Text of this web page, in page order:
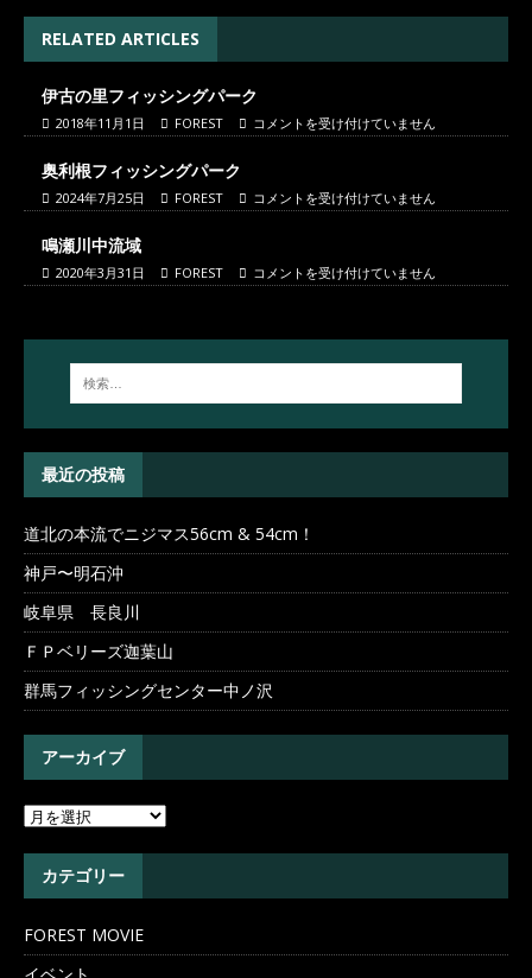
RELATED ARTICLES
伊古の里フィッシングパーク
2018年11月1日 FOREST コメントを受け付けていません
奥利根フィッシングパーク
2024年7月25日 FOREST コメントを受け付けていません
鳴瀬川中流域
2020年3月31日 FOREST コメントを受け付けていません
最近の投稿
道北の本流でニジマス56cm & 54cm！
神戸〜明石沖
岐阜県 長良川
ＦＰベリーズ迦葉山
群馬フィッシングセンター中ノ沢
アーカイブ
カテゴリー
FOREST MOVIE